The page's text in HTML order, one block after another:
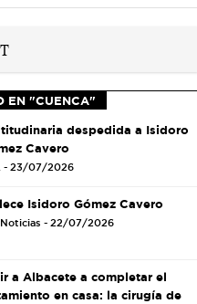
EN "CUENCA"
despedida a Isidoro
Cavero
- 23/07/2026
Isidoro Gómez Cavero
Noticias - 22/07/2026
a Albacete a completar el
en casa: la cirugía de